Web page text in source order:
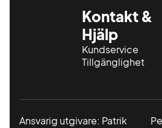
Kontakt &
Hjälp
Kundservice
Tillgänglighet
Ansvarig utgivare: Patrik